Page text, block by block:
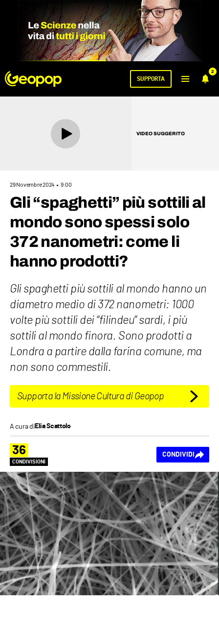
2
SUPPORTA
VIDEO SUGGERITO
29 Novembre 2024 9:00
Gli “spaghetti” più sottili al
mondo sono spessi solo
372 nanometri: come li
hanno prodotti?
Gli spaghetti più sottili al mondo hanno un
diametro medio di 372 nanometri: 1000
volte più sottili dei “filindeu” sardi, i più
sottili al mondo finora. Sono prodotti a
Londra a partire dalla farina comune, ma
non sono commestili.
Supporta la Missione Cultura di Geopop
A cura diElia Scattolo
36
CONDIVISIONI
CONDIVIDI